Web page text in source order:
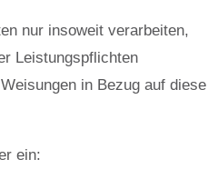
nur insoweit verarbeiten,
Leistungspflichten
in Bezug auf diese
ein: